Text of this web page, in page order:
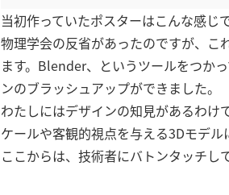
当初作っていたポスターはこんな感じ
物理学会の反省があったのですが、こ
ます。Blender、というツールをつか
ンのブラッシュアップができました。
わたしにはデザインの知見があるわけ
ケールや客観的視点を与える3Dモデル
ここからは、技術者にバトンタッチし